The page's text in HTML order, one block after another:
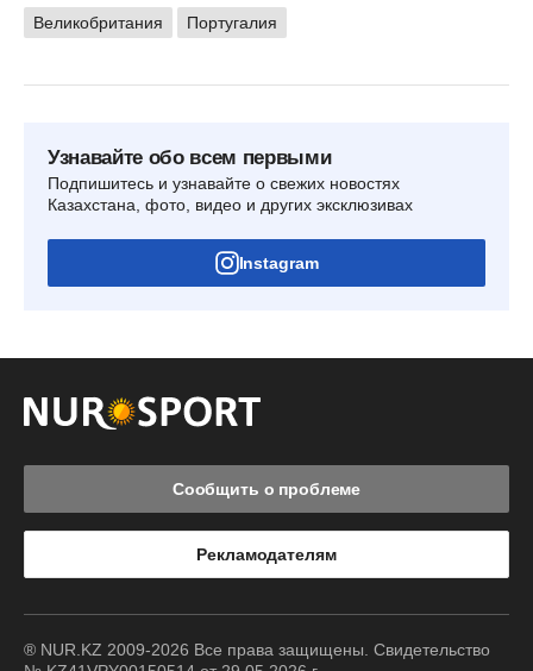
Великобритания Португалия
Узнавайте обо всем первыми
Подпишитесь и узнавайте о свежих новостях
Казахстана, фото, видео и других эксклюзивах
Instagram
Сообщить о проблеме
Рекламодателям
® NUR.KZ 2009-2026 Все права защищены. Свидетельство